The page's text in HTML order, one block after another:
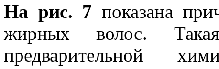
На рис. 7 показана
жирных волос.
предварительной